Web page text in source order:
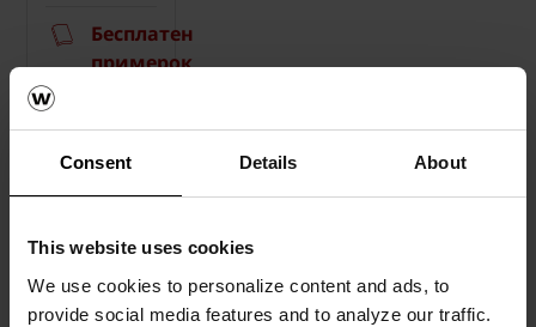
Consent Details About
This website uses cookies
We use cookies to personalize content and ads, to
provide social media features and to analyze our traffic.
Бесплатен
примерок
How-
to
Каталози,
брошури,